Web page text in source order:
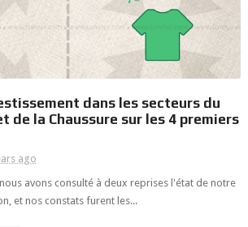
dans les secteurs du
de la Chaussure sur les 4 premiers
ago
avons consulté à deux reprises l'état de notre
et nos constats furent les...